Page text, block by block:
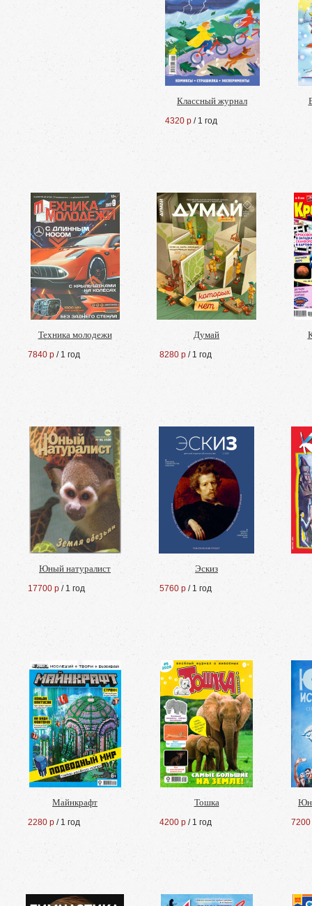
Классный журнал
4320 р / 1 год
Техника молодежи
7840 р / 1 год
Думай
8280 р / 1 год
Юный натуралист
17700 р / 1 год
Эскиз
5760 р / 1 год
Майнкрафт
2280 р / 1 год
Тошка
4200 р / 1 год 7200